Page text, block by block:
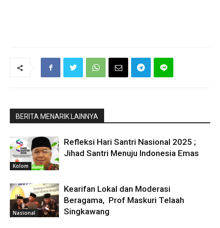
BERITA MENARIK LAINNYA
Kolom
Refleksi Hari Santri Nasional 2025 ;
Jihad Santri Menuju Indonesia Emas
Nasional
Kearifan Lokal dan Moderasi
Beragama, Prof Maskuri Telaah
Singkawang